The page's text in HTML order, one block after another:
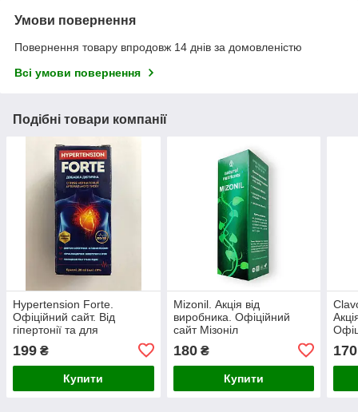
Умови повернення
Повернення товару впродовж 14 днів за домовленістю
Всі умови повернення
Подібні товари компанії
Hypertension Forte.
Офіційний сайт. Від
гіпертонії та для
(Гіпертенсіон Форте)
199 ₴
Купити
Mizonil. Акція від
виробника. Офіційний
сайт Мізоніл
180₴
Купити
170